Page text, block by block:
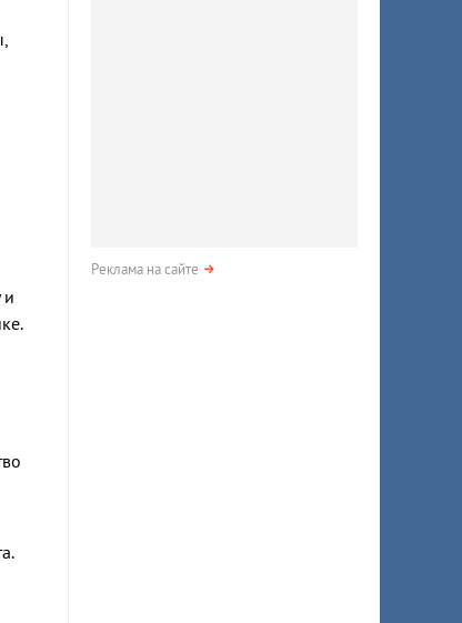
и
Реклама на сайте